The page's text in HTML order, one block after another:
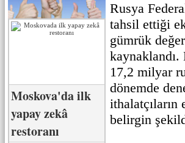
Moskova'da ilk
yapay zekâ
restoranı
Rusya
tahsil ettiği
gümrük
17,2 milyar
dönemde
belirgin